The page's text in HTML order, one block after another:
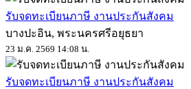
รับจดทะเบียนภาษี งานประกันสังคม
บางปะอิน, พระนครศรีอยุธยา
23 ม.ค. 2569 14:08 น.
รับจดทะเบียนภาษี งานประกันสังคม